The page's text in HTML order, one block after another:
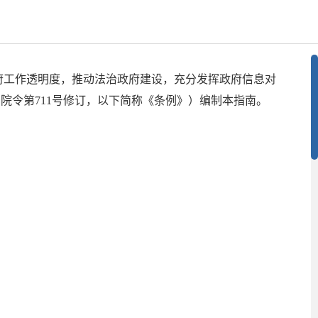
作透明度，推动法治政府建设，充分发挥政府信息对
第711号修订，以下简称《条例》）编制本指南。